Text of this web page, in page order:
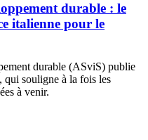
durable : le
italienne pour le
durable (ASviS) publie
qui souligne à la fois les
à venir.